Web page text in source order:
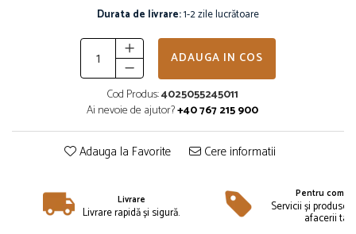
Costume de baie
Căciuli, fulare, mănuși
Halate de baie
Hanorace
Pantaloni și treninguri copii
Pijamale copii
Durata de livrare:1-2 zile lucrătoare
ADAUGA IN COS
Cod Produs:4025055245011
Ai nevoie de ajutor?+40 767 215 900
Adauga la Favorite Cere informatii
Livrare
Livrare rapidă și sigură.
Pentru
Servicii și produse
afacerii tale